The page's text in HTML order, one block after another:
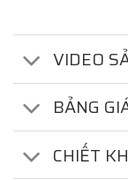
VIDEO
BẢNG
CHIẾT